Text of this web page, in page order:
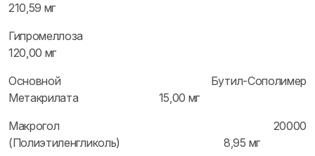
210,59 мг
Гипромеллоза
120,00 мг
Основной Бутил-Сополимер
Метакрилата 15,00 мг
Макрогол 20000
(Полиэтиленгликоль) 8,95 мг